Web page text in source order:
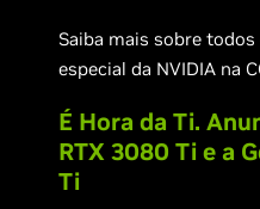
Saiba mais sobre
especial da NVIDIA na
É Hora da Ti.
RTX 3080 Ti e a
Ti